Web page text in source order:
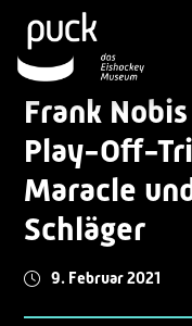
Frank
Play-Off-
Maracle
Schläger
9. Februar 2021